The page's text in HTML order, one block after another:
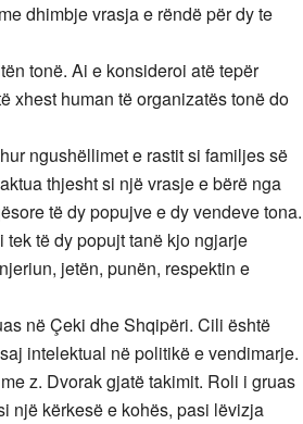
dhimbje vrasja e rëndë për dy te
tonë. Ai e konsideroi atë tepër
xhest human të organizatës tonë do
ngushëllimet e rastit si familjes së
thjesht si një vrasje e bërë nga
të dy popujve e dy vendeve tona.
të dy popujt tanë kjo ngjarje
jetën, punën, respektin e
në Çeki dhe Shqipëri. Cili është
intelektual në politikë e vendimarje.
z. Dvorak gjatë takimit. Roli i gruas
një kërkesë e kohës, pasi lëvizja